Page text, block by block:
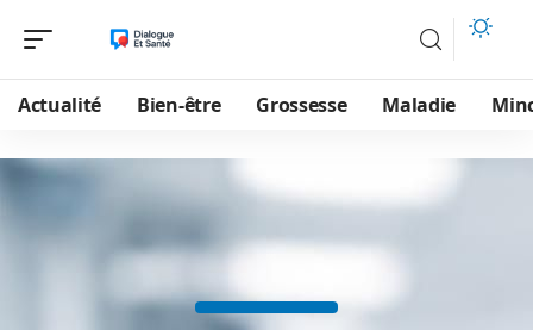
Actualité Bien-être Grossesse Maladie